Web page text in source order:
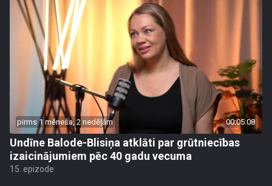
pirms 1 mēneša, 2 nedēļām 00:05:08
Undīne Balode-Blisiņa atklāti par grūtniecības
izaicinājumiem pēc 40 gadu vecuma
15. epizode